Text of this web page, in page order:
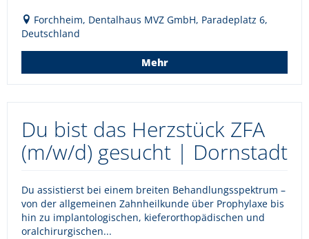
Forchheim, Dentalhaus MVZ GmbH, Paradeplatz 6,
Deutschland
Mehr
Du bist das Herzstück ZFA
(m/w/d) gesucht | Dornstadt
Du assistierst bei einem breiten Behandlungsspektrum –
von der allgemeinen Zahnheilkunde über Prophylaxe bis
hin zu implantologischen, kieferorthopädischen und
oralchirurgischen...